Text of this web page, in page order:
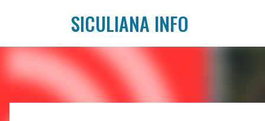
SICULIANA INFO